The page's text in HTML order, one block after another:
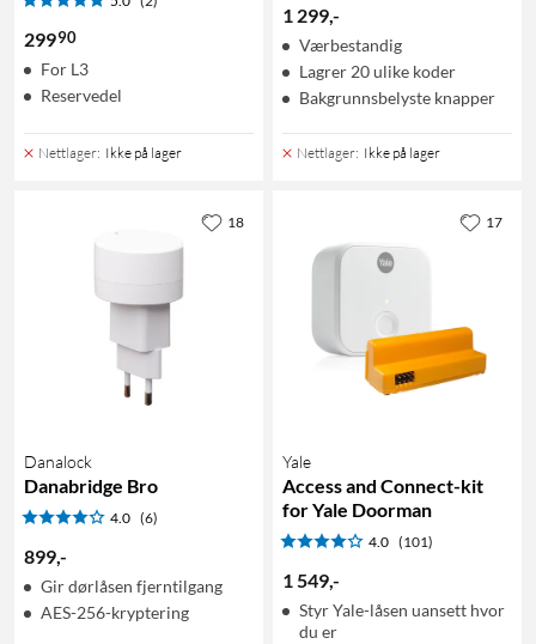
29990
For L3
Reservedel
Nettlager: Ikke på lager
1 299,-
Værbestandig
Lagrer 20 ulike koder
Bakgrunnsbelyste knapper
Nettlager: Ikke på lager
Danalock
Danabridge Bro
4.0 (6)
899,-
Gir dørlåsen fjerntilgang
AES-256-kryptering
18
Yale
Access and Connect-kit
for Yale Doorman
4.0 (101)
1 549,-
Styr Yale-låsen uansett hvor
du er
17